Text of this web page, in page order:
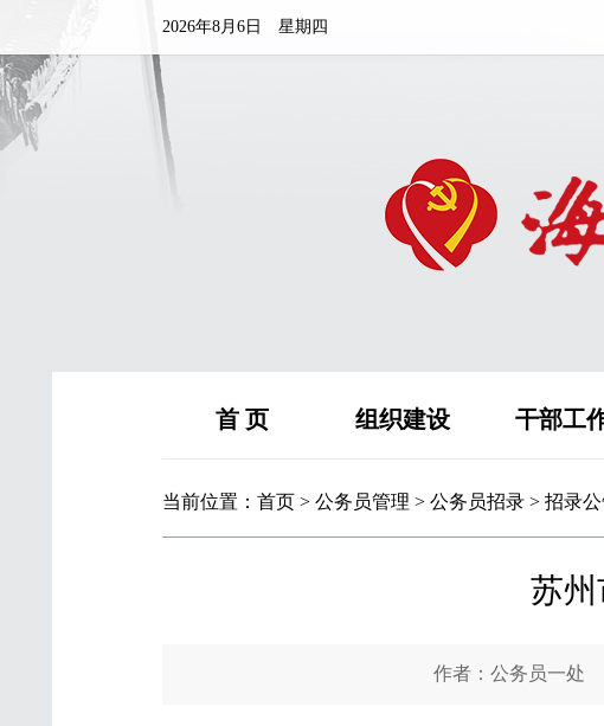
2026年8月6日 星期四
首 页 组织建设 干部工
当前位置： 首页 > 公务员管理 > 公务员招录 > 招录
苏州
作者：公务员一